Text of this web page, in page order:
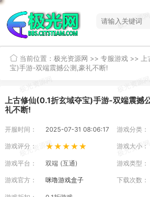
当前位置： 极光资源网 >> 专服游戏 >>
宝)手游-双端震撼公测,豪礼不断!
上古修仙(0.1折玄域夺宝)手游-双端震撼
礼不断!
开服时间： 2025-07-31 08:06:17 游戏分类：
游戏评分： ★★★★★ 游戏大小：
游戏平台： 双端 (互通) 游戏类型：
游戏官方： 咪噜游戏盒子 下载次数：